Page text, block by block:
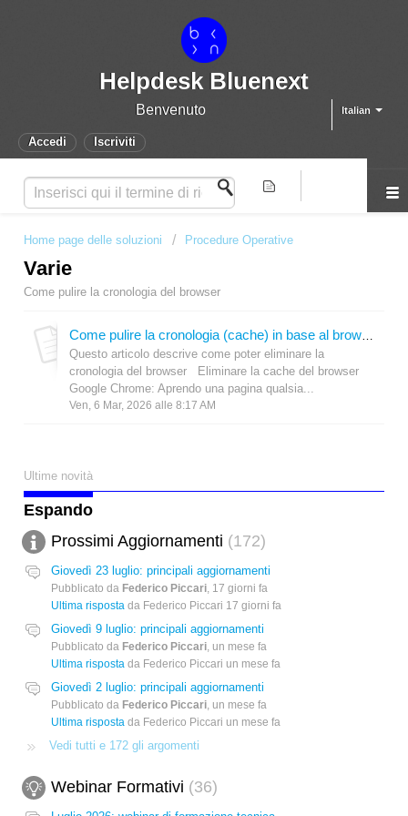
Helpdesk Bluenext
Italian
Benvenuto
Accedi Iscriviti
Home page delle soluzioni Procedure Operative
Varie
Come pulire la cronologia del browser
Questo articolo descrive come poter eliminare la
cronologia del browser Eliminare la cache del browser
Google Chrome: Aprendo una pagina qualsia...
Ven, 6 Mar, 2026 alle 8:17 AM
Ultime novità
Espando
Prossimi Aggiornamenti
172
Giovedì 23 luglio: principali aggiornamenti
Pubblicato da Federico Piccari, 17 giorni fa
Ultima risposta da Federico Piccari 17 giorni fa
Giovedì 9 luglio: principali aggiornamenti
Pubblicato da Federico Piccari, un mese fa
Ultima risposta da Federico Piccari un mese fa
Giovedì 2 luglio: principali aggiornamenti
Pubblicato da Federico Piccari, un mese fa
Ultima risposta da Federico Piccari un mese fa
Vedi tutti e 172 gli argomenti
Webinar Formativi 36